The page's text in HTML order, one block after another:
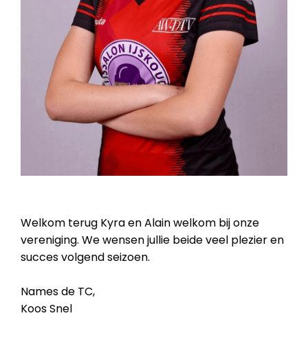
Welkom terug Kyra en Alain welkom bij onze
vereniging. We wensen jullie beide veel plezier en
succes volgend seizoen.
Names de TC,
Koos Snel